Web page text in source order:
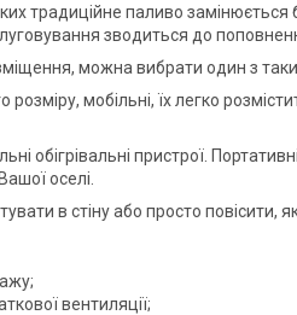
традиційне паливо
зводиться до
можна вибрати один з таких
розміру, мобільні, їх легко
обігрівальні пристрої.
оселі.
в стіну або просто повісити,
вентиляції;